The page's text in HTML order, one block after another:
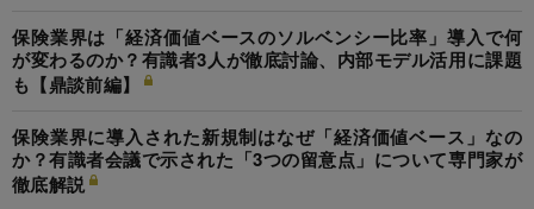
保険業界は「経済価値ベースのソルベンシー比率」導入で何
が変わるのか？有識者3人が徹底討論、内部モデル活用に課題
も【鼎談前編】
保険業界に導入された新規制はなぜ「経済価値ベース」なの
か？有識者会議で示された「3つの留意点」について専門家が
徹底解説